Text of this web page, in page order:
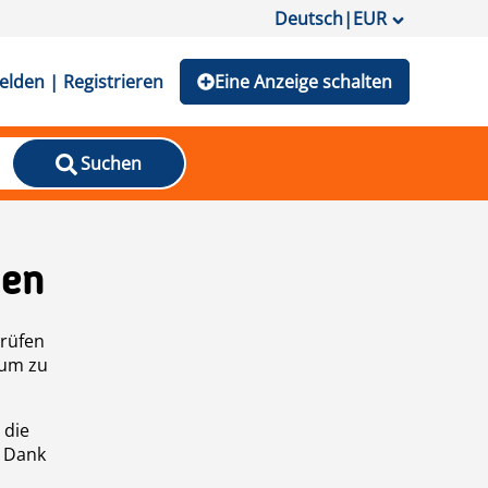
Deutsch|EUR
| Registrieren Eine Anzeige schalten
Suchen
zu
die